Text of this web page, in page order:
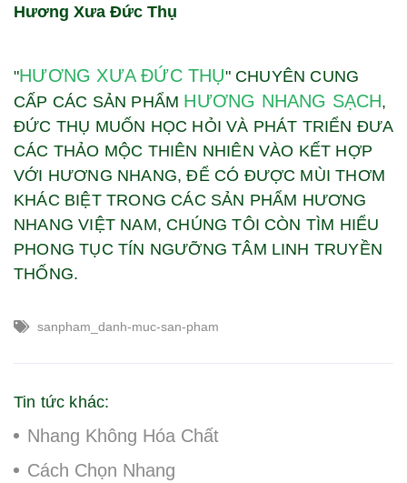
Hương Xưa Đức Thụ
"HƯƠNG XƯA ĐỨC THỤ" CHUYÊN CUNG
CẤP CÁC SẢN PHẨM HƯƠNG NHANG SẠCH,
ĐỨC THỤ MUỐN HỌC HỎI VÀ PHÁT TRIỂN ĐƯA
CÁC THẢO MỘC THIÊN NHIÊN VÀO KẾT HỢP
VỚI HƯƠNG NHANG, ĐỂ CÓ ĐƯỢC MÙI THƠM
KHÁC BIỆT TRONG CÁC SẢN PHẨM HƯƠNG
NHANG VIỆT NAM, CHÚNG TÔI CÒN TÌM HIỂU
PHONG TỤC TÍN NGƯỠNG TÂM LINH TRUYỀN
THỐNG.
sanpham_danh-muc-san-pham
Tin tức khác:
Nhang Không Hóa Chất
Cách Chọn Nhang